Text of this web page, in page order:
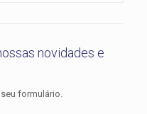
novidades e
formulário.